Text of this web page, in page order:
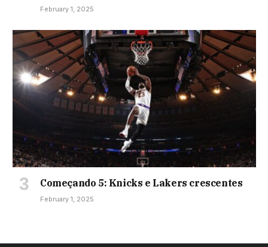
February 1, 2025
Começando 5: Knicks e Lakers crescentes
February 1, 2025